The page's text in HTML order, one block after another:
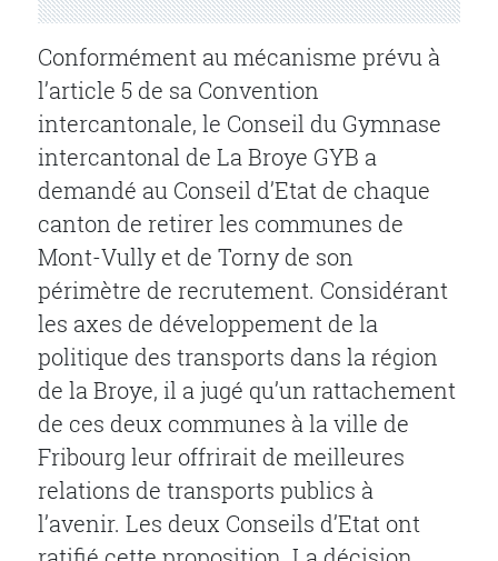
Conformément au mécanisme prévu à
l’article 5 de sa Convention
intercantonale, le Conseil du Gymnase
intercantonal de La Broye GYB a
demandé au Conseil d’Etat de chaque
canton de retirer les communes de
Mont-Vully et de Torny de son
périmètre de recrutement. Considérant
les axes de développement de la
politique des transports dans la région
de la Broye, il a jugé qu’un rattachement
de ces deux communes à la ville de
Fribourg leur offrirait de meilleures
relations de transports publics à
l’avenir. Les deux Conseils d’Etat ont